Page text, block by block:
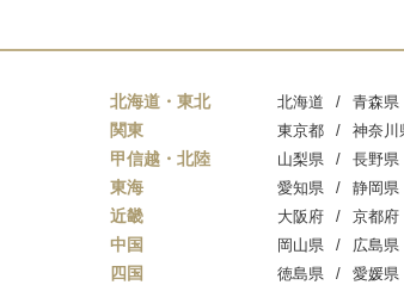
北海道・東北 北海道 青森県
関東 東京都 神奈川
甲信越・北陸 山梨県 長野県
東海 愛知県 静岡県
近畿 大阪府 京都府
中国 岡山県 広島県
四国 徳島県 愛媛県